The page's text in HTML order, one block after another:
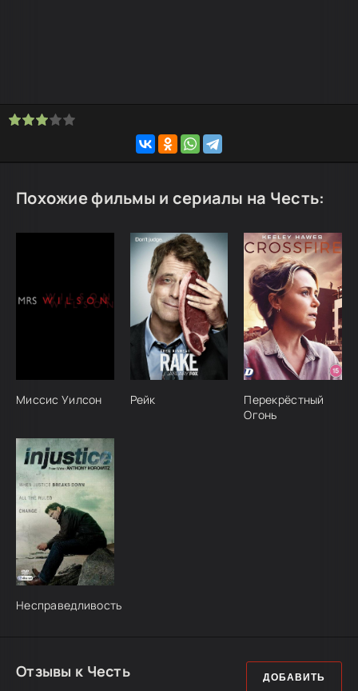
Похожие фильмы и сериалы на Честь:
Миссис Уилсон Рейк
Перекрёстный
Огонь
Несправедливость
Отзывы к Честь ДОБАВИТЬ